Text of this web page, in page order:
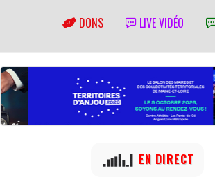
DONS LIVE VIDÉO
EN DIRECT